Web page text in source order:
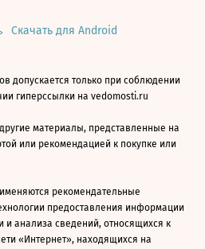
Скачать для Android
допускается только при соблюдении
гиперссылки на vedomosti.ru
материалы, представленные на
или рекомендацией к покупке или
рекомендательные
предоставления информации
и анализа сведений, относящихся к
«Интернет», находящихся на